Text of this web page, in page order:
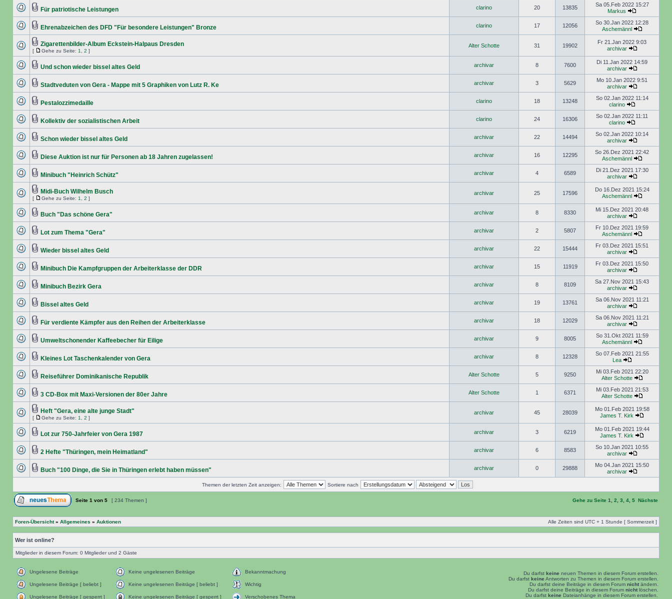
Für patriotische Leistungen clarino 20 13835
Sa 05.Feb 2022 15:27
Markus
Ehrenabzeichen des DFD "Für besondere Leistungen" Bronze clarino 17 12056
So 30.Jan 2022 12:28
Aschemännl
Zigarettenbilder-Album Eckstein-Halpaus Dresden
[ Gehe zu Seite: 1 2 ]
Alter Schotte 31 19902
Fr 21.Jan 2022 9:03
archivar
Und schon wieder bissel altes Geld archivar 8 7600
Di 11.Jan 2022 14:59
archivar
Stadtveduten von Gera - Mappe mit 5 Graphiken von Lutz R. Ke archivar 3 5629
Mo 10.Jan 2022 9:51
archivar
Pestalozzimedaille clarino 18 13248
So 02.Jan 2022 11:14
clarino
Kollektiv der sozialistischen Arbeit clarino 24 16306
So 02.Jan 2022 11:11
clarino
Schon wieder bissel altes Geld archivar 22 14494
So 02.Jan 2022 10:14
archivar
Diese Auktion ist nur für Personen ab 18 Jahren zugelassen! archivar 16 12295
So 26.Dez 2021 22:42
Aschemännl
Minibuch "Heinrich Schütz" archivar 4 6589
Di 21.Dez 2021 17:30
archivar
Midi-Buch Wilhelm Busch
[ Gehe zu Seite: 1 2 ]
archivar 25 17596
Do 16.Dez 2021 15:24
Aschemännl
Buch "Das schöne Gera" archivar 8 8330
Mi 15.Dez 2021 20:48
archivar
Lot zum Thema "Gera" archivar 2 5807
Fr 10.Dez 2021 19:59
Aschemännl
Wieder bissel altes Geld archivar 22 15444
Fr 03.Dez 2021 15:51
archivar
Minibuch Die Kampfgruppen der Arbeiterklasse der DDR archivar 15 11919
Fr 03.Dez 2021 15:50
archivar
Minibuch Bezirk Gera archivar 8 8109
Sa 27.Nov 2021 15:43
archivar
Bissel altes Geld archivar 19 13761
Sa 06.Nov 2021 11:21
archivar
Für verdiente Kämpfer aus den Reihen der Arbeiterklasse archivar 18 12029
Sa 06.Nov 2021 11:21
archivar
Umweltschonender Kaffeebecher für Eilige archivar 9 8005
So 31.Okt 2021 11:59
Aschemännl
Kleines Lot Taschenkalender von Gera archivar 8 12328
So 07.Feb 2021 21:55
Lea
Reiseführer Dominikanische Republik Alter Schotte 5 9250
Mi 03.Feb 2021 22:20
Alter Schotte
3 CD-Box mit Maxi-Versionen der 80er Jahre Alter Schotte 1 6371
Mi 03.Feb 2021 21:53
Alter Schotte
Heft "Gera, eine alte junge Stadt"
[ Gehe zu Seite: 1 2 ]
archivar 45 28039
Mo 01.Feb 2021 19:58
James T. Kirk
Lot zur 750-Jahrfeier von Gera 1987 archivar 3 6219
Mo 01.Feb 2021 19:44
James T. Kirk
2 Hefte "Thüringen, mein Heimatland" archivar 6 8583
So 10.Jan 2021 10:55
archivar
Buch "100 Dinge, die Sie in Thüringen erlebt haben müssen" archivar 0 29888
Mo 04.Jan 2021 15:50
archivar
Themen der letzten Zeit anzeigen: Sortiere nach
Seite 1 von 5 [ 234 Themen ] Gehe zu Seite 1 2 3 4 5 Nächste
Foren-Übersicht» Allgemeines » Auktionen Alle Zeiten sind UTC + 1 Stunde [ Sommerzeit ]
Wer ist online?
Mitglieder in diesem Forum: 0 Mitglieder und 2 Gäste
Ungelesene Beiträge Keine ungelesenen Beiträge Bekanntmachung
Ungelesene Beiträge [ beliebt ] Keine ungelesenen Beiträge [ beliebt ] Wichtig
Ungelesene Beiträge [ gesperrt ] Keine ungelesenen Beiträge [ gesperrt ] Verschobenes Thema
Du darfst keine neuen Themen in diesem Forum erstellen.
Du darfst keine Antworten zu Themen in diesem Forum erstellen.
Du darfst deine Beiträge in diesem Forum nicht ändern.
Du darfst deine Beiträge in diesem Forum nicht löschen.
Du darfst keine Dateianhänge in diesem Forum erstellen.